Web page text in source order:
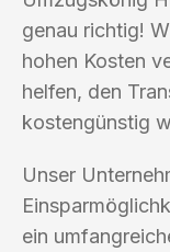
genau richtig!
hohen Kosten
helfen, den
kostengünstig
Unser
ein